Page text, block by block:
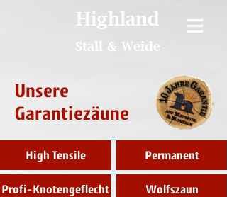
Highland
Stall & Weide
Unsere
Garantiezäune
High Tensile Permanent
Profi-Knotengeflecht Wolfszaun